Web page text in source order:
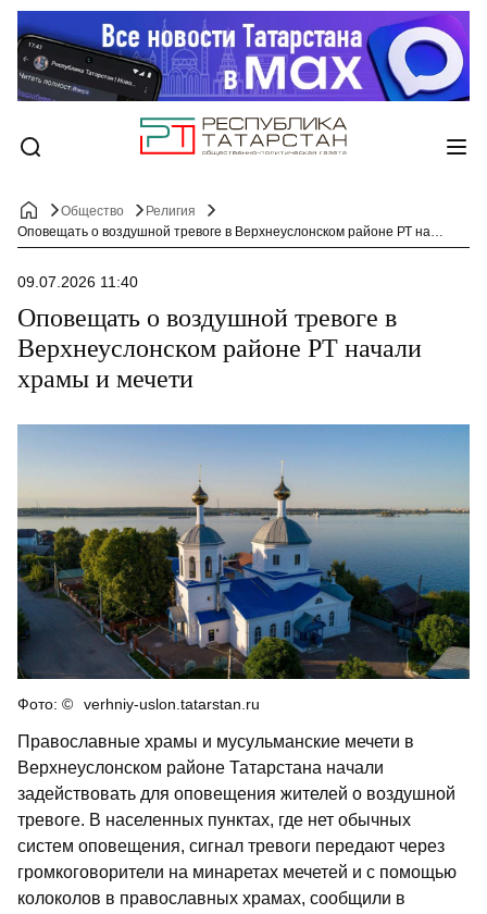
Общество
Религия
Оповещать о воздушной тревоге в Верхнеуслонском районе РТ начали храмы и мечети
09.07.2026 11:40
Оповещать о воздушной тревоге в
Верхнеуслонском районе РТ начали
храмы и мечети
verhniy-uslon.tatarstan.ru
Православные храмы и мусульманские мечети в
Верхнеуслонском районе Татарстана начали
задействовать для оповещения жителей о воздушной
тревоге. В населенных пунктах, где нет обычных
систем оповещения, сигнал тревоги передают через
громкоговорители на минаретах мечетей и с помощью
колоколов в православных храмах, сообщили в